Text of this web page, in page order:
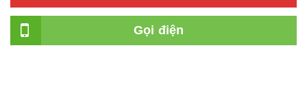
Gọi điện